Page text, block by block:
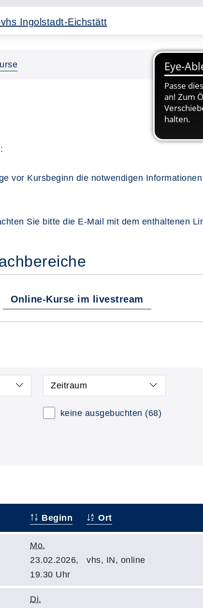
vor Kursbeginn die notwendigen
Sie bitte die E-Mail mit dem enthaltenen
Online-Kurse im livestream
Zeitraum
keine ausgebuchten (68)
Beginn Ort
Mo.
23.02.2026,
19.30 Uhr
vhs, IN, online
Di.